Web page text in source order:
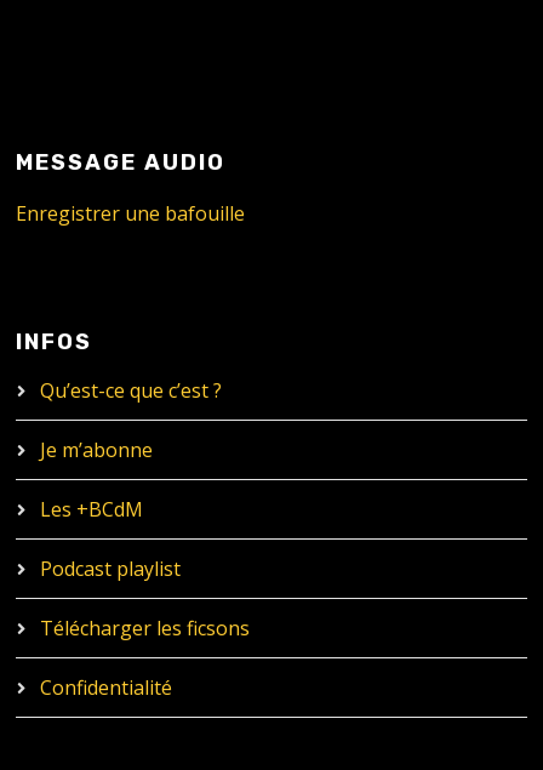
MESSAGE AUDIO
Enregistrer une bafouille
INFOS
Qu’est-ce que c’est ?
Je m’abonne
Les +BCdM
Podcast playlist
Télécharger les ficsons
Confidentialité